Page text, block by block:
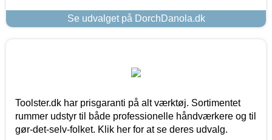
Se udvalget på DorchDanola.dk
Toolster.dk har prisgaranti på alt værktøj. Sortimentet
rummer udstyr til både professionelle håndværkere og til
gør-det-selv-folket. Klik her for at se deres udvalg.